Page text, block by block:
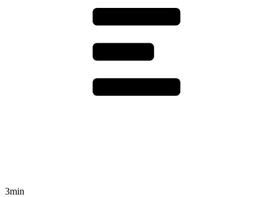
3min